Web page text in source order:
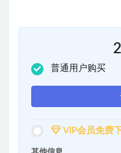
普通用户购买
VIP会员免费